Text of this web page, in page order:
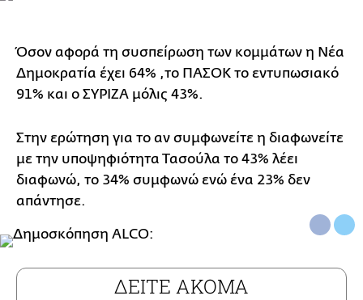
Όσον αφορά τη συσπείρωση των κομμάτων η Νέα
Δημοκρατία έχει 64% ,το ΠΑΣΟΚ το εντυπωσιακό
91% και ο ΣΥΡΙΖΑ μόλις 43%.
Στην ερώτηση για το αν συμφωνείτε η διαφωνείτε
με την υποψηφιότητα Τασούλα το 43% λέει
διαφωνώ, το 34% συμφωνώ ενώ ένα 23% δεν
απάντησε.
ΔΕΙΤΕ ΑΚΟΜΑ